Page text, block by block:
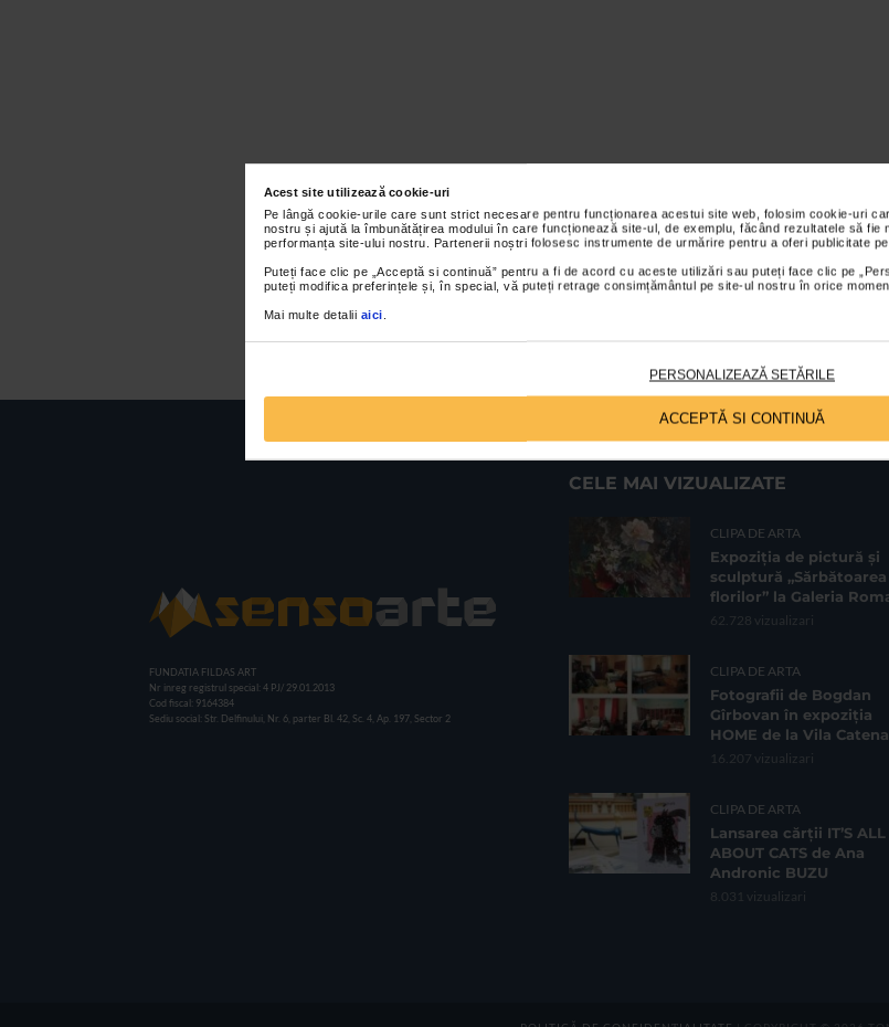
Acest site utilizează cookie-uri
Pe lângă cookie-urile care sunt strict necesare pentru funcționarea acestui site web, folosim cookie-uri
nostru și ajută la îmbunătățirea modului în care funcționează site-ul, de exemplu, făcând rezultatele să
performanța site-ului nostru. Partenerii noștri folosesc instrumente de urmărire pentru a oferi publicitate
Puteți face clic pe „Acceptă si continuă” pentru a fi de acord cu aceste utilizări sau puteți face clic pe
puteți modifica preferințele și, în special, vă puteți retrage consimțământul pe site-ul nostru în orice
Mai multe detalii aici
PERSONALIZEAZĂ SETĂRILE
ACCEPTĂ SI CONTINUĂ
FUNDATIA FILDAS ART
Nr inreg registrul special: 4 PJ/ 29.01.2013
Cod fiscal: 9164384
Sediu social: Str. Delfinului, Nr. 6, parter Bl. 42, Sc. 4, Ap. 197, Sector 2
CELE MAI VIZUALIZATE
CLIPA DE ARTA
Expoziția de pictură și
sculptură „Sărbătoarea
florilor” la Galeria
62.728 vizualizari
CLIPA DE ARTA
Fotografii de Bogdan
Gîrbovan în expoziția
HOME de la Vila Catena
16.207 vizualizari
CLIPA DE ARTA
Lansarea cărții IT’S ALL
ABOUT CATS de Ana
Andronic BUZU
8.031 vizualizari